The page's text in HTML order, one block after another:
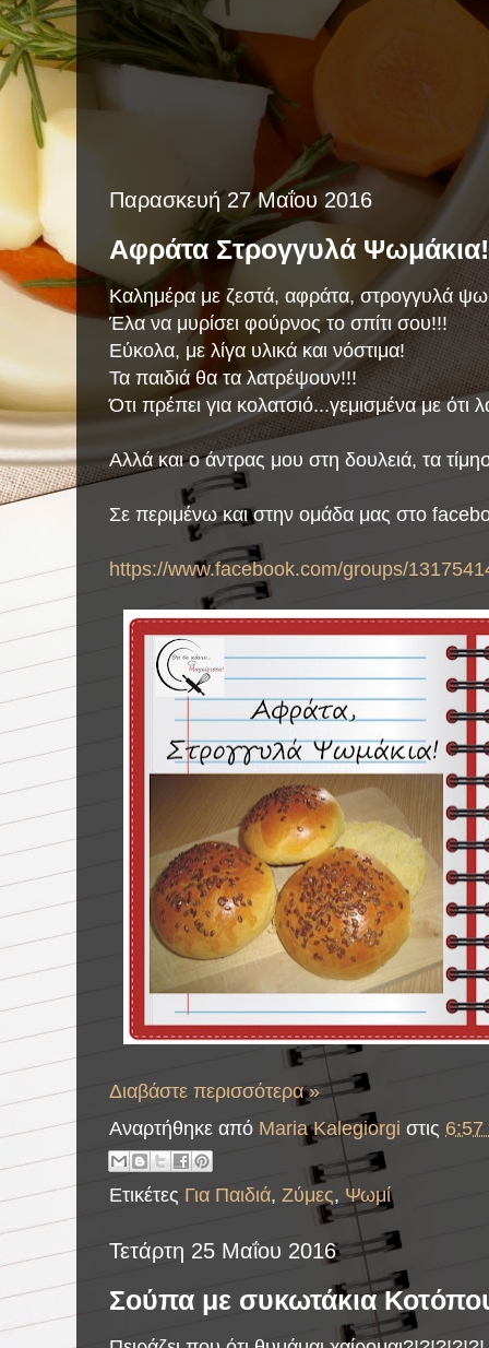
Παρασκευή 27 Μαΐου 2016
Αφράτα Στρογγυλά Ψωμάκια!
Καλημέρα με ζεστά, αφράτα, στρογγυλά
Έλα να μυρίσει φούρνος το σπίτι σου!!!
Εύκολα, με λίγα υλικά και νόστιμα!
Τα παιδιά θα τα λατρέψουν!!!
Ότι πρέπει για κολατσιό...γεμισμένα με ότι
Αλλά και ο άντρας μου στη δουλειά, τα
Σε περιμένω και στην ομάδα μας στο
https://www.facebook.com/groups/
Διαβάστε περισσότερα »
Αναρτήθηκε από Maria Kalegiorgi στις
Ετικέτες Για Παιδιά, Ζύμες, Ψωμί
Τετάρτη 25 Μαΐου 2016
Σούπα με συκωτάκια